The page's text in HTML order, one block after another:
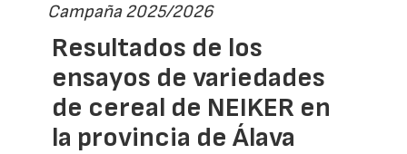
Campaña 2025/2026
Resultados de los
ensayos de variedades
de cereal de NEIKER en
la provincia de Álava